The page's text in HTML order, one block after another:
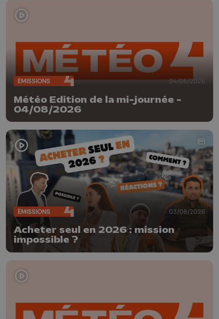
ÉMISSIONS 04/08/2026
Météo Edition de la mi-journée -
04/08/2026
ÉMISSIONS 03/08/2026
Acheter seul en 2026 : mission
impossible ?